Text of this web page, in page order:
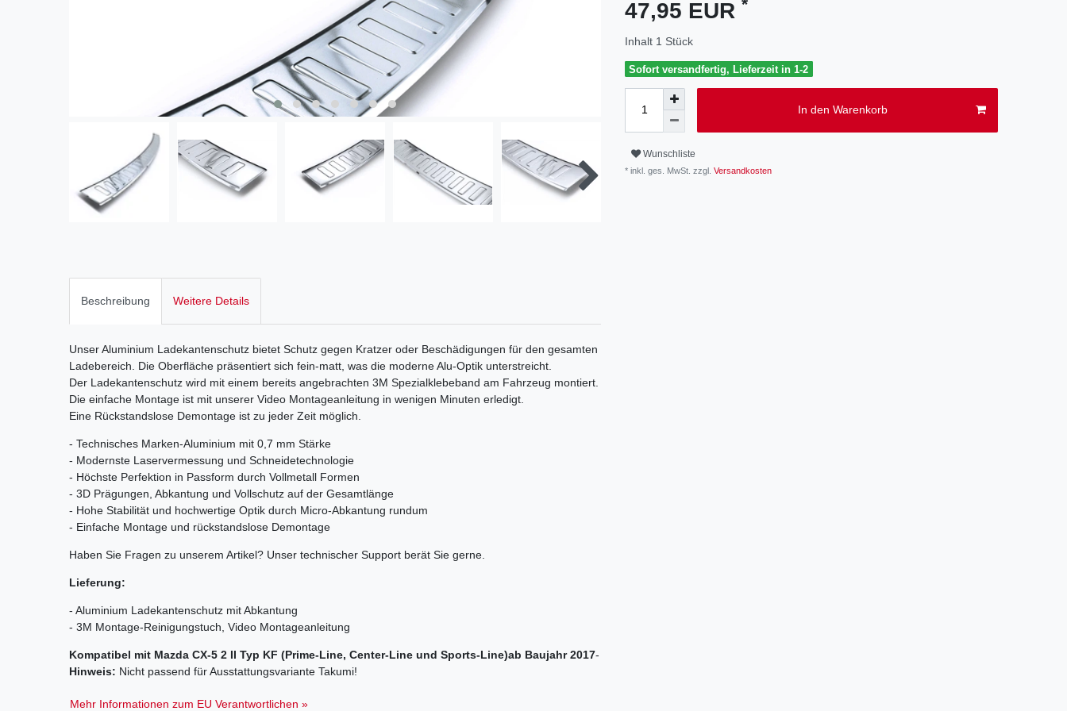
47,95 EUR *
Inhalt 1 Stück
Sofort versandfertig, Lieferzeit in 1-2
In den Warenkorb
Wunschliste
* inkl. ges. MwSt. zzgl. Versandkosten
Beschreibung Weitere Details
Unser Aluminium Ladekantenschutz bietet Schutz gegen Kratzer oder Beschädigungen für den gesamten
Ladebereich. Die Oberfläche präsentiert sich fein-matt, was die moderne Alu-Optik unterstreicht.
Der Ladekantenschutz wird mit einem bereits angebrachten 3M Spezialklebeband am Fahrzeug montiert.
Die einfache Montage ist mit unserer Video Montageanleitung in wenigen Minuten erledigt.
Eine Rückstandslose Demontage ist zu jeder Zeit möglich.
- Technisches Marken-Aluminium mit 0,7 mm Stärke
- Modernste Laservermessung und Schneidetechnologie
- Höchste Perfektion in Passform durch Vollmetall Formen
- 3D Prägungen, Abkantung und Vollschutz auf der Gesamtlänge
- Hohe Stabilität und hochwertige Optik durch Micro-Abkantung rundum
- Einfache Montage und rückstandslose Demontage
Haben Sie Fragen zu unserem Artikel? Unser technischer Support berät Sie gerne.
Lieferung:
- Aluminium Ladekantenschutz mit Abkantung
- 3M Montage-Reinigungstuch, Video Montageanleitung
Kompatibel mit Mazda CX-5 2 II Typ KF (Prime-Line, Center-Line und Sports-Line)ab Baujahr 2017-
Hinweis: Nicht passend für Ausstattungsvariante Takumi!
Mehr Informationen zum EU Verantwortlichen »